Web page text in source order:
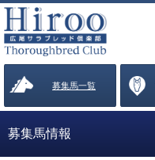
募集馬一覧
募集馬情報